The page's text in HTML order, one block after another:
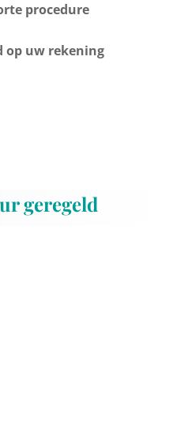
procedure
op uw rekening
geregeld